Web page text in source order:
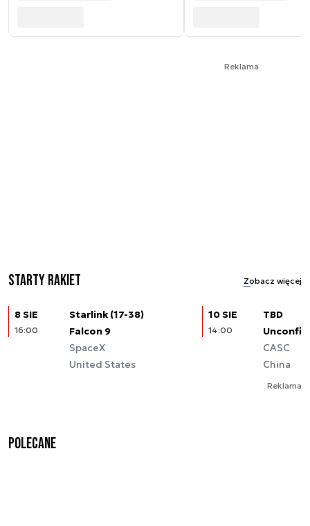
Reklama
Starty rakiet Zobacz więcej
8 SIE
16:00
Starlink (17-38)
Falcon 9
SpaceX
United States
10 SIE
14:00
TBD
CASC
China
Reklama
Polecane